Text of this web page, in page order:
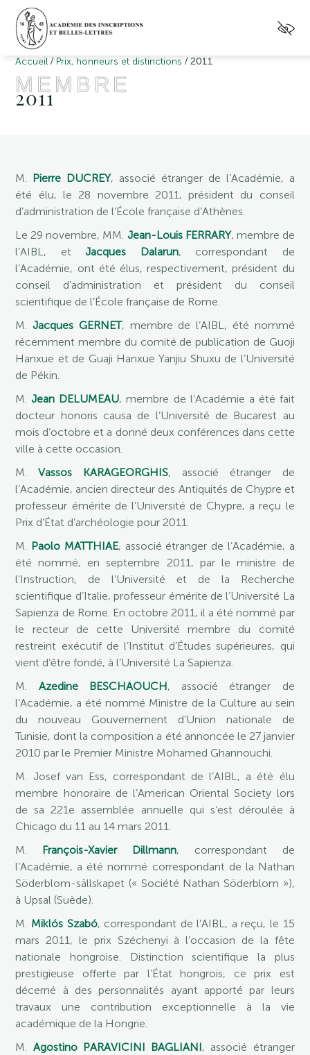
Accueil / Prix, honneurs et distinctions /2011
MEMBRE
2011
M. Pierre DUCREY, associé étranger de l’Académie, a
été élu, le 28 novembre 2011, président du conseil
d’administration de l’École française d’Athènes.
Le 29 novembre, MM. Jean-Louis FERRARY, membre de
l’AIBL, etJacques Dalarun, correspondant de
l’Académie, ont été élus, respectivement, président du
conseil d’administration et président du conseil
scientifique de l’École française de Rome.
M.Jacques GERNET, membre de l’AIBL, été nommé
récemment membre du comité de publication de Guoji
Hanxue et de Guaji Hanxue Yanjiu Shuxu de l’Université
de Pékin.
M.Jean DELUMEAU, membre de l’Académie a été fait
docteur honoris causa de l’Université de Bucarest au
mois d’octobre et a donné deux conférences dans cette
ville à cette occasion.
M.Vassos KARAGEORGHIS, associé étranger de
l’Académie, ancien directeur des Antiquités de Chypre et
professeur émérite de l’Université de Chypre, a reçu le
Prix d’État d’archéologie pour 2011.
M. Paolo MATTHIAE, associé étranger de l’Académie, a
été nommé, en septembre 2011, par le ministre de
l’Instruction, de l’Université et de la Recherche
scientifique d’Italie, professeur émérite de l’Université La
Sapienza de Rome. En octobre 2011, il a été nommé par
le recteur de cette Université membre du comité
restreint exécutif de l’Institut d’Études supérieures, qui
vient d’être fondé, à l’Université La Sapienza.
M. Azedine BESCHAOUCH, associé étranger de
l’Académie, a été nommé Ministre de la Culture au sein
du nouveau Gouvernement d’Union nationale de
Tunisie, dont la composition a été annoncée le 27 janvier
2010 par le Premier Ministre Mohamed Ghannouchi.
M. Josef van Ess, correspondant de l’AIBL, a été élu
membre honoraire de l’American Oriental Society lors
de sa 221e assemblée annuelle qui s’est déroulée à
Chicago du 11 au 14 mars 2011.
M. François-Xavier Dillmann, correspondant de
l’Académie, a été nommé correspondant de la Nathan
Söderblom-sällskapet (« Société Nathan Söderblom »),
à Upsal (Suède).
M. Miklós Szabó, correspondant de l’AIBL, a reçu, le 15
mars 2011, le prix Széchenyi à l’occasion de la fête
nationale hongroise. Distinction scientifique la plus
prestigieuse offerte par l’État hongrois, ce prix est
décerné à des personnalités ayant apporté par leurs
travaux une contribution exceptionnelle à la vie
académique de la Hongrie.
M. Agostino PARAVICINI BAGLIANI, associé étranger